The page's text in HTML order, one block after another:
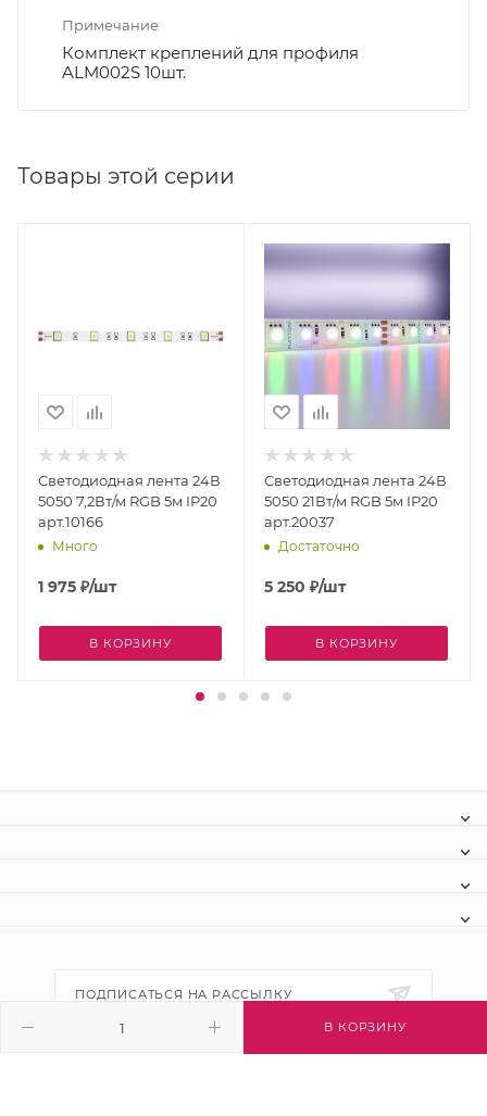
В КОРЗИНУ
Примечание
Комплект креплений для профиля
ALM002S 10шт.
Товары этой серии
Светодиодная лента 24В
5050 7,2Вт/м RGB 5м IP20
арт.10166
Много
1 975 ₽/шт
В КОРЗИНУ
Светодиодная лента 24В
5050 21Вт/м RGB 5м IP20
арт.20037
Достаточно
5 250 ₽/шт
В КОРЗИНУ
ПОДПИСАТЬСЯ НА РАССЫЛКУ